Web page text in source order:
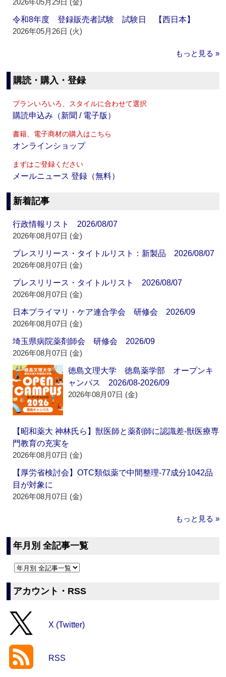
2026年05月29日 (金)
令和8年度 登録販売者試験 試験日 【西日本】
2026年05月26日 (火)
もっと見る »
購読・購入・登録
プランいろいろ、スタイルに合わせて選択
購読申込み（新聞 / 電子版）
書籍、電子商材の購入はこちら
オンラインショップ
まずはご登録ください
メールニュース 登録（無料）
新着記事
行政情報リスト 2026/08/07
2026年08月07日 (金)
プレスリリース・タイトルリスト：新製品 2026/08/07
2026年08月07日 (金)
プレスリリース・タイトルリスト 2026/08/07
2026年08月07日 (金)
日本プライマリ・ケア連合学会 研修会 2026/09
2026年08月07日 (金)
埼玉県病院薬剤師会 研修会 2026/09
2026年08月07日 (金)
徳島文理大学 徳島薬学部 オープンキ
ャンパス 2026/08-2026/09
2026年08月07日 (金)
【昭和薬大 神林氏ら】獣医師と薬剤師に認識差‐獣医療専
門教育の充実を
2026年08月07日 (金)
【厚労省検討会】OTC類似薬で中間整理‐77成分1042品
目が対象に
2026年08月07日 (金)
もっと見る »
年月別 全記事一覧
アカウント・RSS
X (Twitter)
RSS